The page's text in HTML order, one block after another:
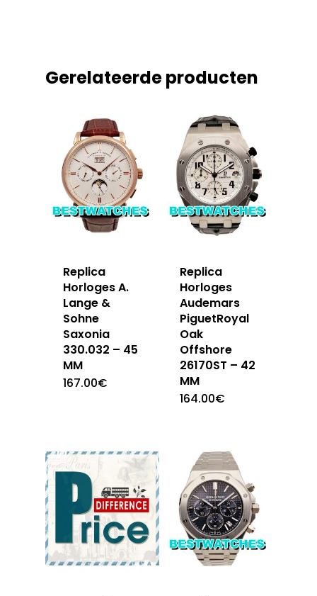
Gerelateerde producten
Replica
Horloges A.
Lange &
Sohne
Saxonia
330.032 – 45
MM
167.00€
Replica
Horloges
Audemars
PiguetRoyal
Oak
Offshore
26170ST – 42
MM
164.00€